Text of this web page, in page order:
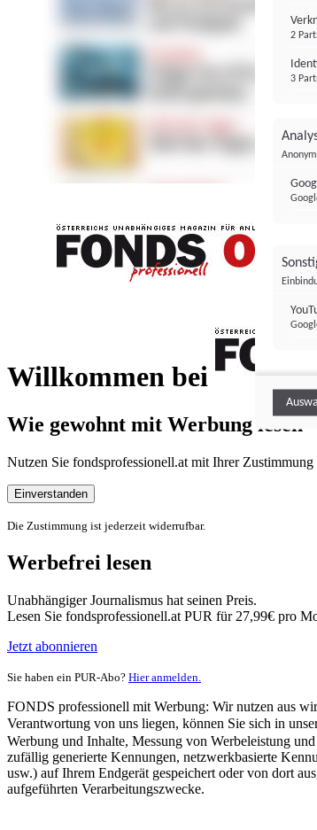
Willkommen bei
FONDS
Wie gewohnt mit Werbung lesen
Nutzen Sie fondsprofessionell.at mit Ihrer
Einverstanden
Die Zustimmung ist jederzeit widerrufbar.
Werbefrei lesen
Unabhängiger Journalismus hat seinen Preis.
Lesen Sie fondsprofessionell.at PUR für 27,99€ pro
Jetzt abonnieren
Sie haben ein PUR-Abo? Hier anmelden.
FONDS professionell mit Werbung: Wir nutzen aus
Verantwortung von uns liegen, können Sie sich in
Werbung und Inhalte, Messung von Werbeleistung
zufällig generierte Kennungen, netzwerkbasierte
usw.) auf Ihrem Endgerät gespeichert oder von dort
aufgeführten Verarbeitungszwecke.
2
3